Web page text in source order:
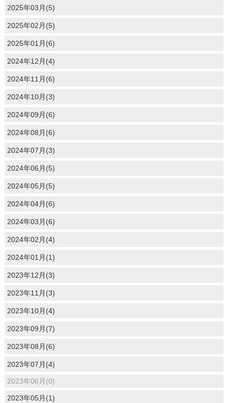
2025年03月(5)
2025年02月(5)
2025年01月(6)
2024年12月(4)
2024年11月(6)
2024年10月(3)
2024年09月(6)
2024年08月(6)
2024年07月(3)
2024年06月(5)
2024年05月(5)
2024年04月(6)
2024年03月(6)
2024年02月(4)
2024年01月(1)
2023年12月(3)
2023年11月(3)
2023年10月(4)
2023年09月(7)
2023年08月(6)
2023年07月(4)
2023年06月(0)
2023年05月(1)